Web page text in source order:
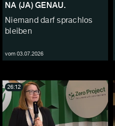
NA (JA) GENAU.
Niemand darf sprachlos
bleiben
vom 03.07.2026
26:12